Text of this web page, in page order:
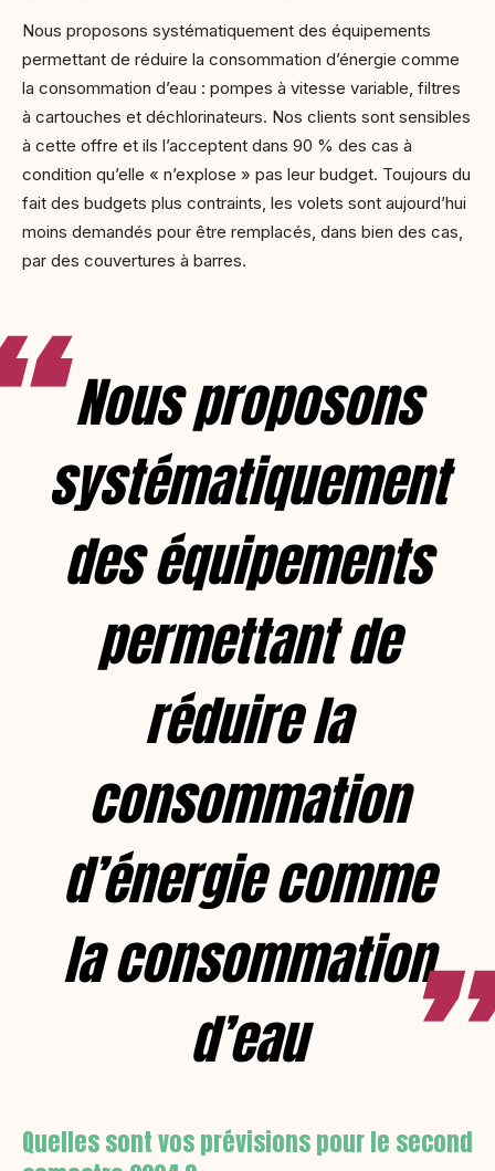
Nous proposons systématiquement des équipements
permettant de réduire la consommation d’énergie comme
la consommation d’eau : pompes à vitesse variable, filtres
à cartouches et déchlorinateurs. Nos clients sont sensibles
à cette offre et ils l’acceptent dans 90 % des cas à
condition qu’elle « n’explose » pas leur budget. Toujours du
fait des budgets plus contraints, les volets sont aujourd’hui
moins demandés pour être remplacés, dans bien des cas,
par des couvertures à barres.
Nous proposons
systématiquement
des équipements
permettant de
réduire la
consommation
d’énergie comme
la consommation
d’eau
Quelles sont vos prévisions pour le second